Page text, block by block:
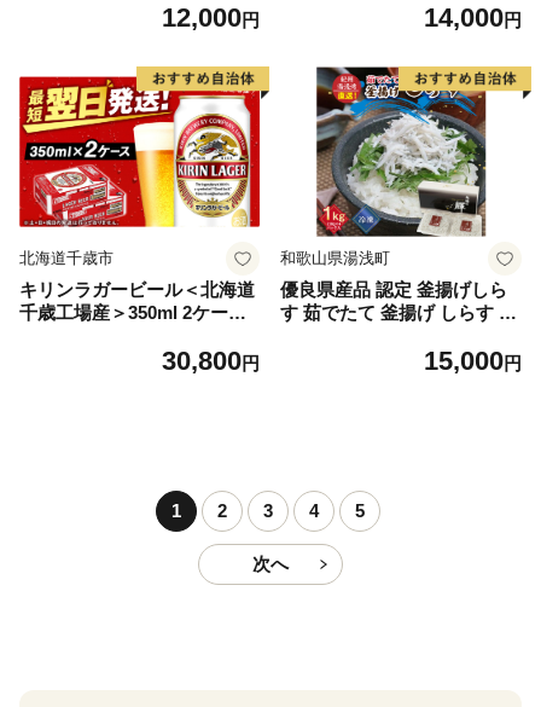
もの フルーツ おやつ 特産 熊
12,000円 14,000円
北海道千歳市
キリンラガービール＜北海道
千歳工場産＞350ml 2ケース
30,800円
和歌山県湯浅町
優良県産品 認定 釜揚げしら
す 茹でたて 釜揚げ しらす 無
国産 海の幸 海鮮 魚介 紀州湯
15,000円
1 2 3 4 5
次へ